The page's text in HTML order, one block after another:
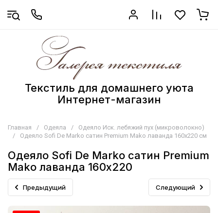
Текстиль для домашнего уюта
Интернет-магазин
Главная / Одеяла /
Одеяло Иск. лебяжий пух (микроволокно)
/
Одеяло Sofi De Marko сатин Premium Mako лаванда 160х220 см
Одеяло Sofi De Marko сатин Premium
Mako лаванда 160х220
Предыдущий Следующий